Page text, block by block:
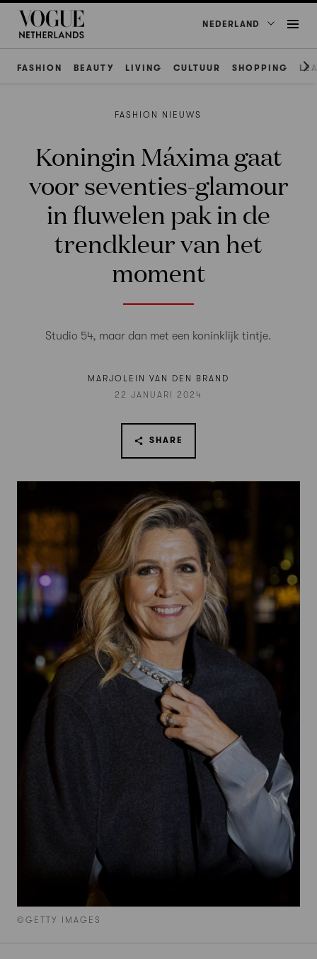
NEDERLAND
FASHION BEAUTY LIVING CULTUUR SHOPPING
©GETTY IMAGES
FASHION NIEUWS
Koningin Máxima gaat
voor seventies-glamour
in fluwelen pak in de
trendkleur van het
moment
Studio 54, maar dan met een koninklijk tintje.
MARJOLEIN VAN DEN BRAND
22 JANUARI 2024
SHARE